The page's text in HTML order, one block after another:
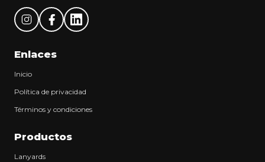
Enlaces
Inicio
Política de privacidad
Términos y condiciones
Productos
Lanyards